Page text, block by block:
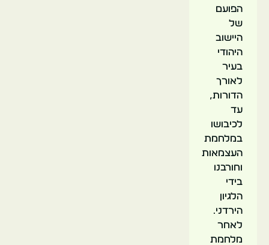
הפועם
של
היישוב
היהודי
בעיר
לאורך
הדורות,
עד
לכיבושו
במלחמת
העצמאות
וחורבנו
בידי
הלגיון
הירדני.
לאחר
מלחמת